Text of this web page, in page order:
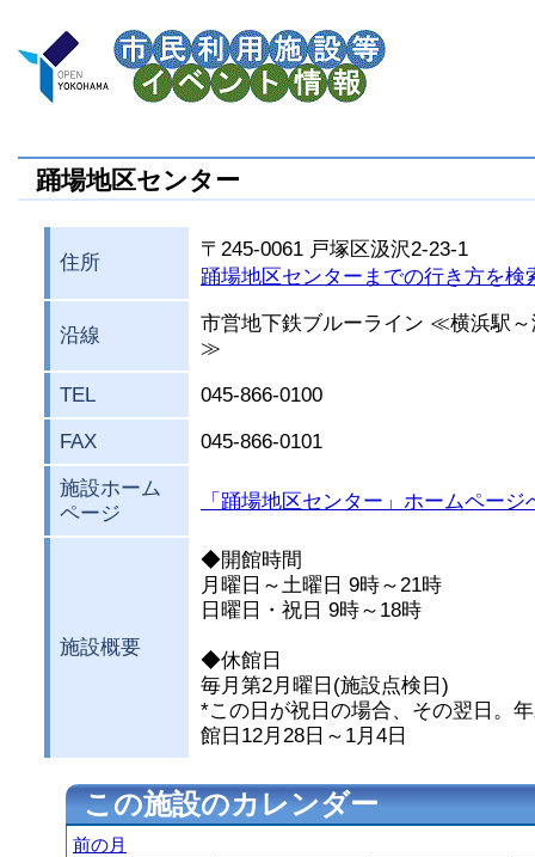
踊場地区センター
住所
〒245-0061 戸塚区汲沢2-23-1
踊場地区センターまでの行き方を検
沿線
市営地下鉄ブルーライン ≪横浜駅～
≫
TEL 045-866-0100
FAX 045-866-0101
施設ホーム
ページ
「踊場地区センター」ホームページ
施設概要
◆開館時間
月曜日～土曜日 9時～21時
日曜日・祝日 9時～18時
◆休館日
毎月第2月曜日(施設点検日)
*この日が祝日の場合、その翌日。
館日12月28日～1月4日
この施設のカレンダー
前の月